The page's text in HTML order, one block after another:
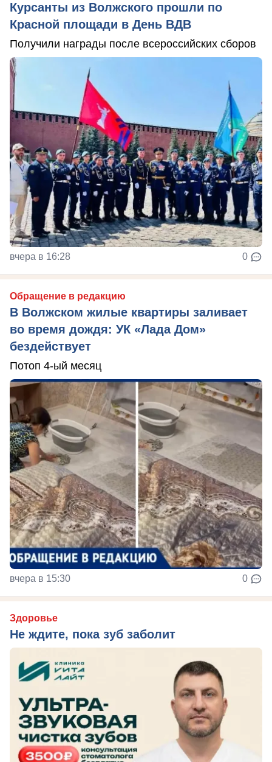
Курсанты из Волжского прошли по
Красной площади в День ВДВ
Получили награды после всероссийских сборов
вчера в 16:28 0
Обращение в редакцию
В Волжском жилые квартиры заливает
во время дождя: УК «Лада Дом»
бездействует
Потоп 4-ый месяц
вчера в 15:30 0
Здоровье
Не ждите, пока зуб заболит